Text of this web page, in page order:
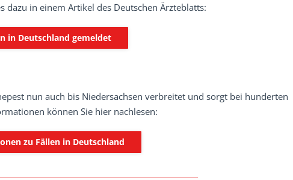
in einem Artikel des Deutschen Ärzteblatts:
in Deutschland gemeldet
nun auch bis Niedersachsen verbreitet und sorgt bei hunderten
können Sie hier nachlesen:
zu Fällen in Deutschland